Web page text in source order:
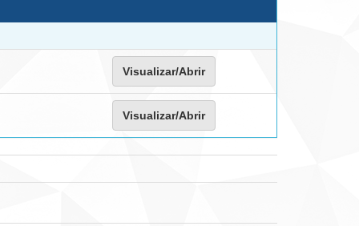
Visualizar/Abrir
Visualizar/Abrir